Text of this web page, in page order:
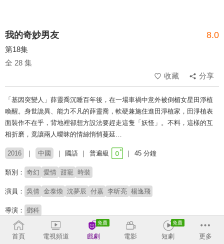
我的奇妙男友 8.0
第18集
全 28 集
收藏
分享
「基因突變人」薛靈喬沉睡百年後，在一場車禍中意外被倒楣女星田淨植
喚醒。身世詭異、能力不凡的薛靈喬，軟硬兼施住進田淨植家，田淨植表
面裝作不在乎，背地裡卻想方設法要趕走這隻「妖怪」。不料，這樣的互
相折磨，竟讓兩人曖昧的情絲悄悄蔓延…
2016 中國 國語 普遍級 45 分鐘
類別： 奇幻 愛情 甜寵 時裝
演員： 吳倩 金泰煥 沈夢辰 付嘉 李昕亮 楊逸飛
導演： 鄧科
首頁 電視頻道 戲劇 電影 短劇 更多